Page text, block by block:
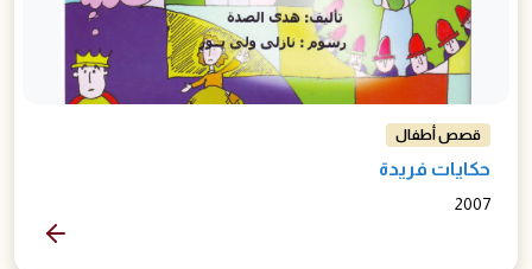
قصص أطفال
حكايات فريدة
2007
المزيد